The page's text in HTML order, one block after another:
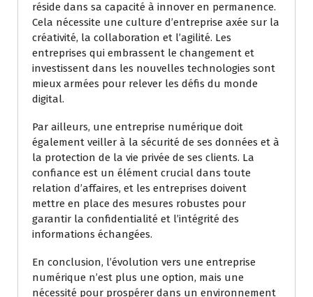
réside dans sa capacité à innover en permanence.
Cela nécessite une culture d’entreprise axée sur la
créativité, la collaboration et l’agilité. Les
entreprises qui embrassent le changement et
investissent dans les nouvelles technologies sont
mieux armées pour relever les défis du monde
digital.
Par ailleurs, une entreprise numérique doit
également veiller à la sécurité de ses données et à
la protection de la vie privée de ses clients. La
confiance est un élément crucial dans toute
relation d’affaires, et les entreprises doivent
mettre en place des mesures robustes pour
garantir la confidentialité et l’intégrité des
informations échangées.
En conclusion, l’évolution vers une entreprise
numérique n’est plus une option, mais une
nécessité pour prospérer dans un environnement